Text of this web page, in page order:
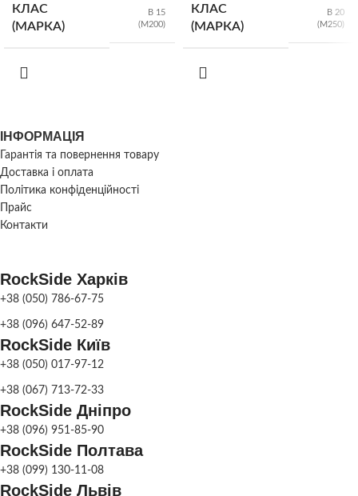
КЛАС
(МАРКА)
B 15
(М200)
КЛАС
(МАРКА)
B 20
(М250)
ІНФОРМАЦІЯ
Гарантія та повернення товару
Доставка і оплата
Політика конфіденційності
Прайс
Контакти
RockSide Харків
+38 (050) 786-67-75
+38 (096) 647-52-89
RockSide Київ
+38 (050) 017-97-12
+38 (067) 713-72-33
RockSide Дніпро
+38 (096) 951-85-90
RockSide Полтава
+38 (099) 130-11-08
RockSide Львів